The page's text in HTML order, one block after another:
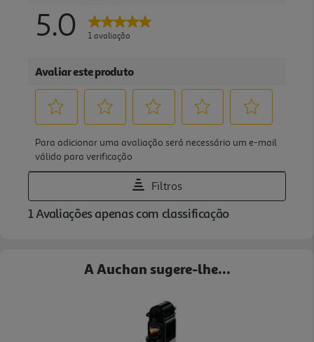
A Auchan sugere-lhe...